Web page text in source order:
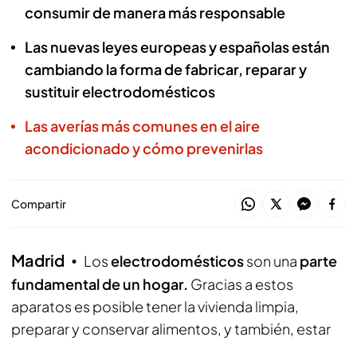
consumir de manera más responsable
Las nuevas leyes europeas y españolas están
cambiando la forma de fabricar, reparar y
sustituir electrodomésticos
Las averías más comunes en el aire
acondicionado y cómo prevenirlas
Compartir
Madrid Loselectrodomésticosson una parte
fundamental de un hogar. Gracias a estos
aparatos es posible tener la vivienda limpia,
preparar y conservar alimentos, y también, estar